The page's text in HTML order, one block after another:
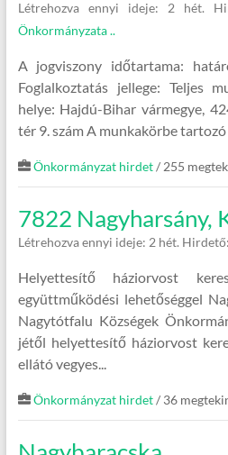
Létrehozva ennyi ideje: 2 hét.
Önkormányzata ..
A jogviszony időtartama:
Foglalkoztatás jellege: Teljes
helye: Hajdú-Bihar vármegye,
tér 9. szám A munkakörbe tartozó
Önkormányzat hirdet/ 255
7822 Nagyharsány,
Létrehozva ennyi ideje: 2 hét. Hirdető:
Helyettesítő háziorvost
együttműködési lehetőséggel
Nagytótfalu Községek
jétől helyettesítő háziorvost
ellátó vegyes...
Önkormányzat hirdet/ 36